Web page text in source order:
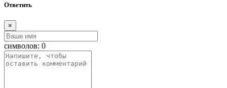
Ответить
×
символов: 0